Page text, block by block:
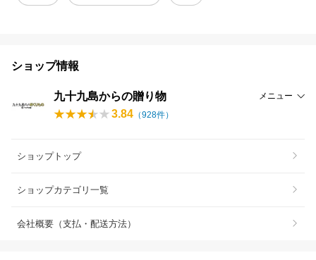
ショップ情報
九十九島からの贈り物 メニュー
3.84 （928件）
ショップトップ
ショップカテゴリ一覧
会社概要（支払・配送方法）